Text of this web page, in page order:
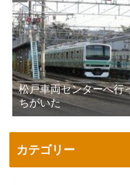
松戸車両センターへ行
ちがいた
カテゴリー